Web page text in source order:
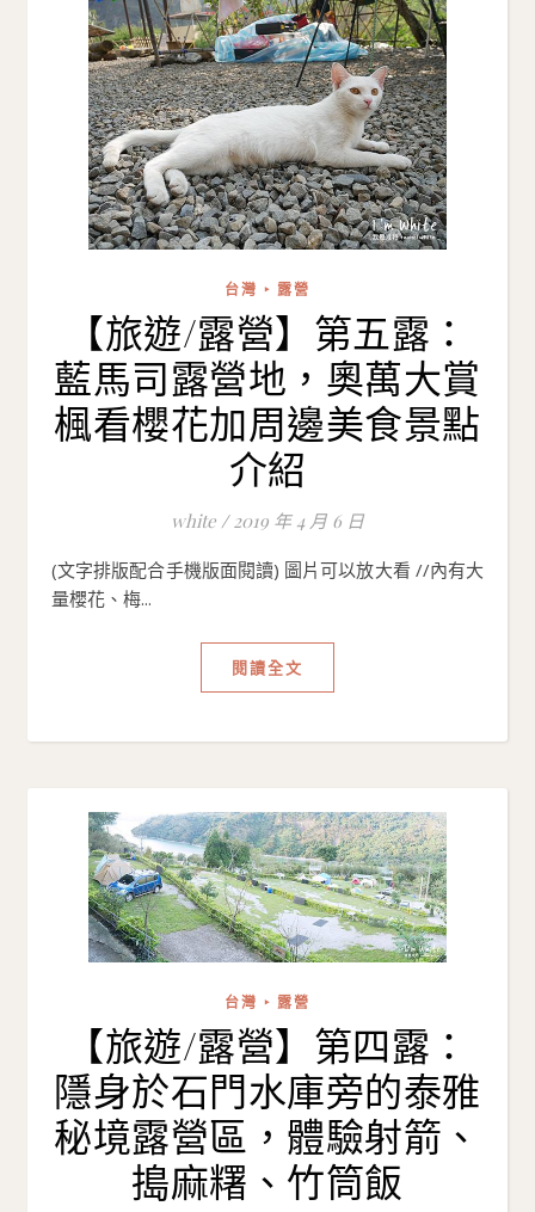
台灣 ‣ 露營
【旅遊/露營】第五露：
藍馬司露營地，奧萬大賞
楓看櫻花加周邊美食景點
介紹
white / 2019 年 4 月 6 日
(文字排版配合手機版面閱讀) 圖片可以放大看 //內有大
量櫻花、梅...
閱讀全文
台灣 ‣ 露營
【旅遊/露營】第四露：
隱身於石門水庫旁的泰雅
秘境露營區，體驗射箭、
搗麻糬、竹筒飯